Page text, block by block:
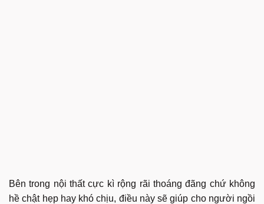
Bên trong nội thất cực kì rộng rãi thoáng đãng chứ không
hề chật hẹp hay khó chịu, điều này sẽ giúp cho người ngồi